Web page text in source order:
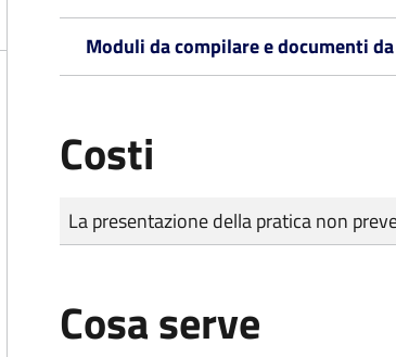
Moduli da compilare e documenti
Costi
Tipo di pagamento
Importo
La presentazione della pratica non
Cosa serve